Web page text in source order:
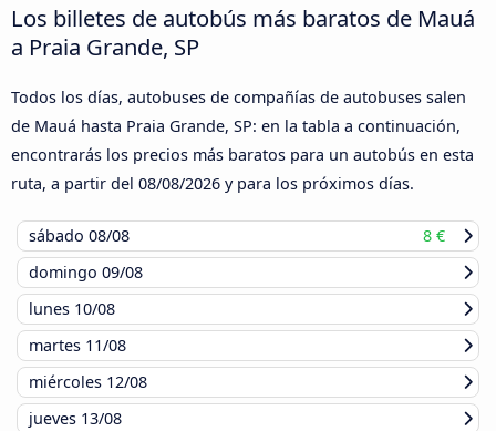
Los billetes de autobús más baratos de Mauá
a Praia Grande, SP
Todos los días, autobuses de compañías de autobuses salen
de Mauá hasta Praia Grande, SP: en la tabla a continuación,
encontrarás los precios más baratos para un autobús en esta
ruta, a partir del 08/08/2026 y para los próximos días.
sábado 08/08
8 €
domingo 09/08
lunes 10/08
martes 11/08
miércoles 12/08
jueves 13/08